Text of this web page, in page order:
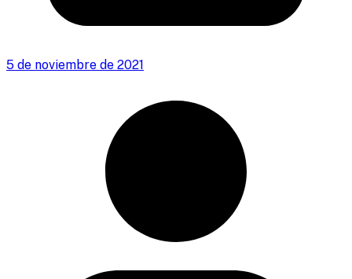
5 de noviembre de 2021